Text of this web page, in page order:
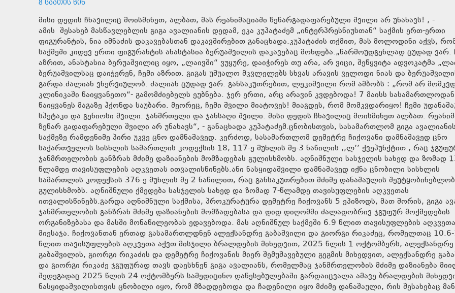
8 ᲡᲐᲐᲗᲘᲡ ᲬᲘᲜ
მისი დედის ჩხავილიც მოისმინეთ, ალბათ, მას რეანიმაციაში ზეწარგადაფარებული შვილი არ უნახავს! , -
ამის შესახებ მასწავლებლის გიგა ავალიანის დედამ, ეკა კუპატაძემ „ინტერპრესნიუსთან“ საქმის ერთ-ერთი
ფიგურანტის, ნია იმნაძის დაკავებასთან დაკავშირებით განაცხადა.კუპატაძის თქმით, მას მოლოდინი აქვს,
საქმეში კიდევ ერთი ფიგურანტის ანასტასია ბერუაშვილის დაკავებაც მოხდება.„წარმოუდგენლად ცუდად ვარ.
აზრით, ანასტასია ბერუაშვილიც იყო, „ლაივში“ ვუყურე, დაიჭირეს თუ არა, არ ვიცი, შეწყვიტა ადვოკატმა
ბერუაშვილსაც დაიჭერენ, ჩემი აზრით. გიგას უშუალო მკვლელებს სხვას არავის ველოდი ნიას და
გარდა.ძალიან ვნერვიულობ. ძალიან ცუდად ვარ. განსაკუთრებით, ლეკიშვილი რომ ამბობს : „რომ არ
კლინიკაში წაიყვანეთო“- გამომძიებელს ეუბნება. ჯერ ერთი, არც არავინ კვდებოდა! 7 მაისს
წაიყვანეს მაგაზე ჰქონდა საუბარი. მეორეც, ჩემი შვილი მიატოვეს! მიაგდეს, რომ მომკვდარიყო! ჩემი უდანაშაულო,
სპეტაკი და გენიოსი შვილი. ჯანმრთელი და ჯანსაღი შვილი. მისი დედის ჩხავილიც მოისმინეთ ალბათ. რეანიმაციაში
ზეწარ გადაფარებული შვილი არ უნახავს“, - განაცხადა კუპატაძემ.ცნობისთვის, სასამართლომ გიგა
საქმეზე რამდენიმე პირი უკვე ცნო დამნაშავედ. კერძოდ, სასამართლომ დემეტრე ჩიქოვანი დამნაშავედ ცნო
საქართველოს სისხლის სამართლის კოდექსის 18, 117-ე მუხლის მე-3 ნაწილის ,,ლ’’ ქვეპუნქტით , რაც
ჯანმრთელობის განზრახ მძიმე დაზიანების მომზადებას გულისხმობს. აღნიშნული სასჯელის სახედ და ზომად
წლამდე თავისუფლების აღკვეთას ითვალისწინებს.ანი ნასყიდაშვილი დამნაშავედ იქნა ცნობილი სისხლის
სამართლის კოდექსის 376-ე მუხლის მე-2 ნაწილით, რაც განსაკუთრებით მძიმე დანაშაულის
გულისხმობს. აღნიშნული ქმედება სასჯელის სახედ და ზომად 7-წლამდე თავისუფლების აღკვეთას
ითვალისწინებს.გარდა აღნიშნული საქმისა, პროკურატურა დემეტრე ჩიქოვანს 5 ეპიზოდს, მათ შორის, გიგა
ჯანმრთელობის განზრახ მძიმე დაზიანების მომზადებასა და დიდ დიღომში ძალადობრივ ჯგუფურ მოქმედების
ორგანიზებასა და მასში მონაწილეობას ედავებოდა. მას აღნიშნულ საქმეში 6.9 წლით თავისუფლების აღკვეთა
მიესაჯა. ჩიქოვანთან ერთად გასამართლდნენ ალექსანდრე გაბაშვილი და გიორგი რიკაძეც, რომელთაც
წლით თავისუფლების აღკვეთა აქვთ მისჯილი.ბრალდების მიხედვით, 2025 წლის 1 ოქტომბერს, ალექსანდრე
გაბაშვილის, გიორგი რიკაძის და დემეტრე ჩიქოვანის მიერ შემუშავებული გეგმის მიხედვით, ალექსანდრე
და გიორგი რიკაძე ჯგუფურად თავს დაესხნენ გიგა ავალიანს, რომელმაც ჯანმრთელობის მძიმე დაზიანება
შედეგადაც 2025 წლის 24 ოქტომბერს სამედიცინო დაწესებულებაში გარდაიცვალა.ამავე ბრალდების
ნასყიდაშვილისთვის ცნობილი იყო, რომ მზადდებოდა და ჩადენილი იყო მძიმე დანაშაული, რის შესახებაც მან